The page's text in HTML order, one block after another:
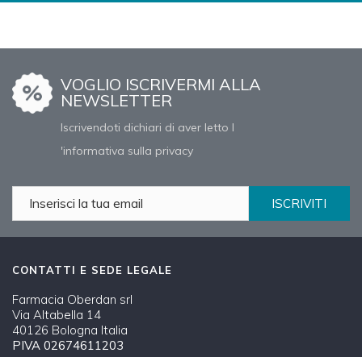
VOGLIO ISCRIVERMI ALLA
NEWSLETTER
Iscrivendoti dichiari di aver letto l
'informativa sulla privacy
ISCRIVITI
CONTATTI E SEDE LEGALE
Farmacia Oberdan srl
Via Altabella 14
40126 Bologna Italia
PIVA 02674611203